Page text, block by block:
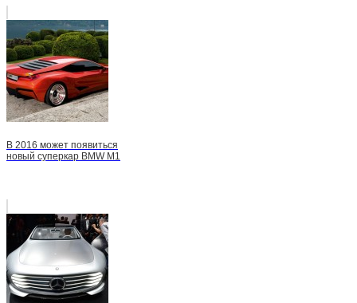
В 2016 может появиться
новый суперкар BMW М1